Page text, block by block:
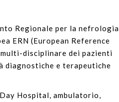
Regionale per la nefrologia
ERN (European Reference
disciplinare dei pazienti
e terapeutiche
Hospital, ambulatorio,